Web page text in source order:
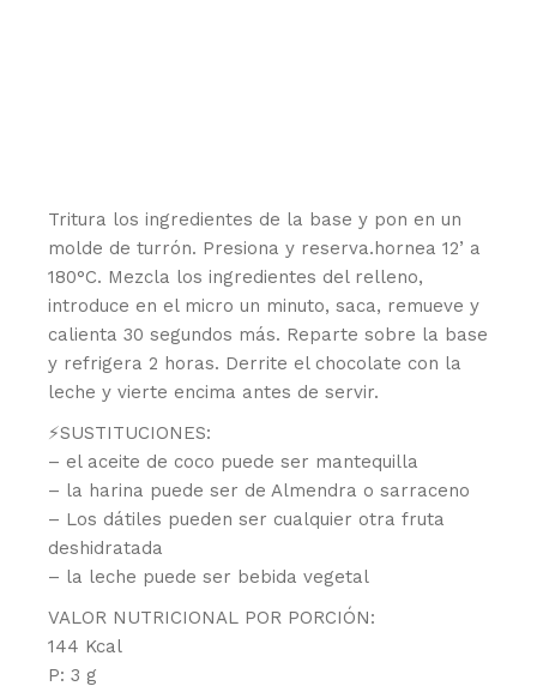
Tritura los ingredientes de la base y pon en un
molde de turrón. Presiona y reserva.hornea 12’ a
180°C. Mezcla los ingredientes del relleno,
introduce en el micro un minuto, saca, remueve y
calienta 30 segundos más. Reparte sobre la base
y refrigera 2 horas. Derrite el chocolate con la
leche y vierte encima antes de servir.
⚡️SUSTITUCIONES:
– el aceite de coco puede ser mantequilla
– la harina puede ser de Almendra o sarraceno
– Los dátiles pueden ser cualquier otra fruta
deshidratada
– la leche puede ser bebida vegetal
VALOR NUTRICIONAL POR PORCIÓN:
144 Kcal
P: 3 g